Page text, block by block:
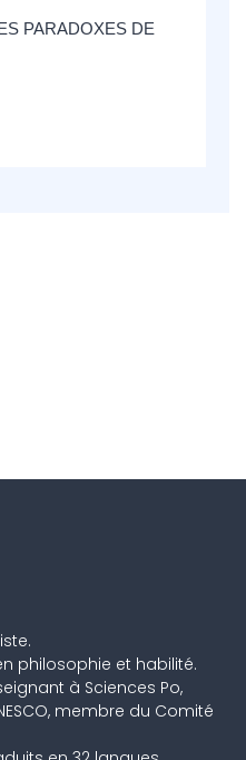
PARADOXES DE
philosophie et habilité.
à Sciences Po,
membre du Comité